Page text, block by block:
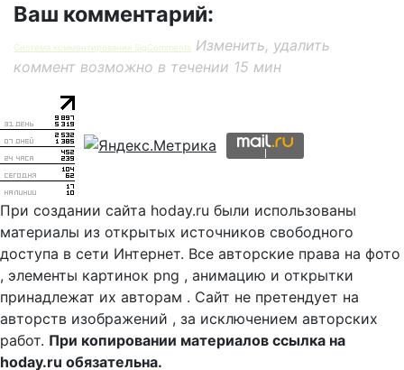
Ваш комментарий:
Система комментирования SigComments
Изменить, удалить
коммент возможно в течении 15 мин
При создании сайта hoday.ru были использованы
материалы из открытых источников свободного
доступа в сети Интернет. Все авторские права на фото
, элементы картинок png , анимацию и открытки
принадлежат их авторам . Сайт не претендует на
авторств изображений , за исключением авторских
работ. При копировании материалов ссылка на
hoday.ru обязательна.